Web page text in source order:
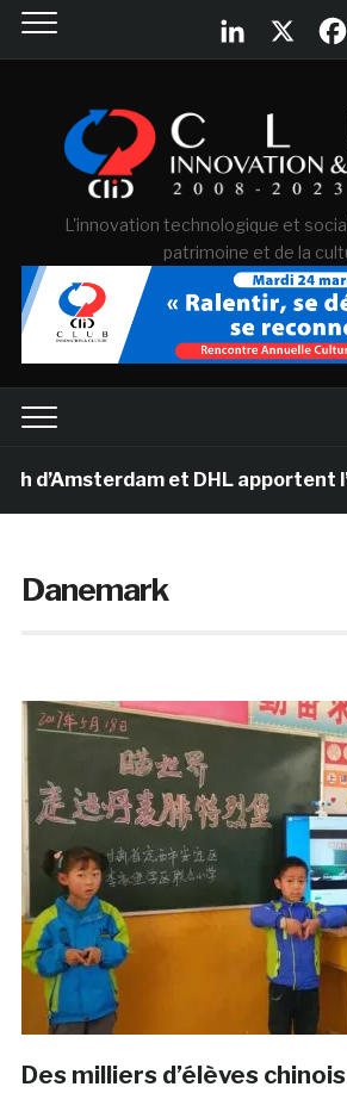
L'innovation technologique et
patrimoine et de la
et DHL apportent l’art
Danemark
Des milliers d’élèves chinois